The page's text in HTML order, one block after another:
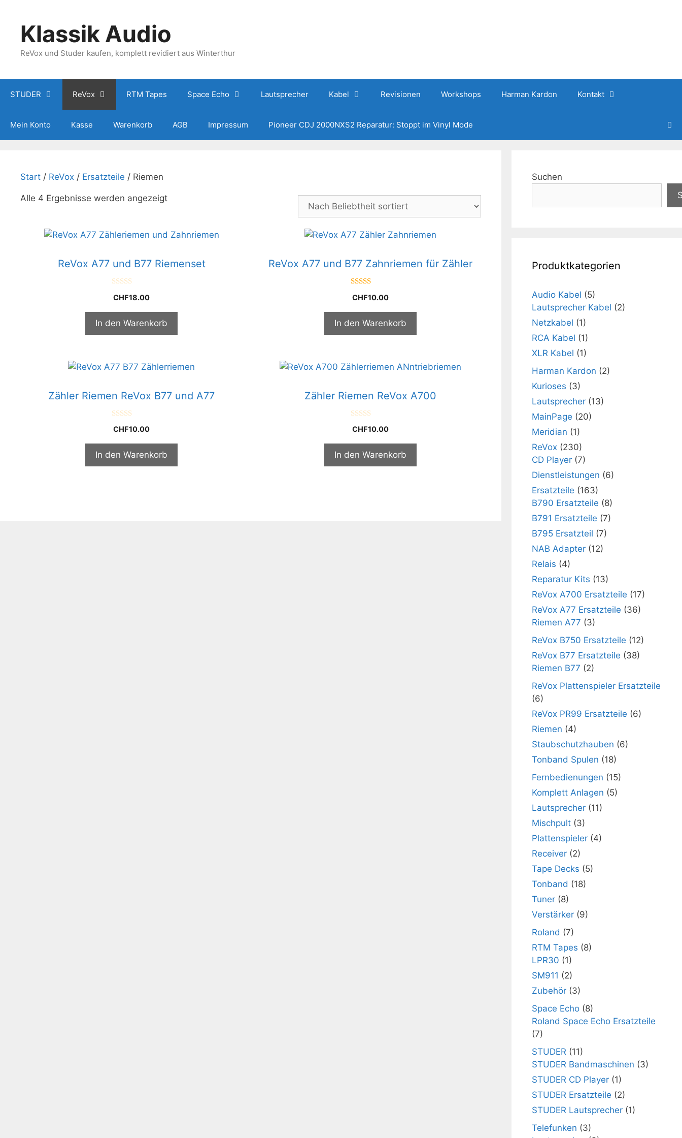
springenKlassik Audio
ReVox und Studer kaufen, komplett revidiert aus Winterthur
STUDER ReVox RTM Tapes Space Echo Lautsprecher Kabel Revisionen Workshops Harman Kardon Kontakt
Mein Konto Kasse Warenkorb AGB Impressum Pioneer CDJ 2000NXS2 Reparatur: Stoppt im Vinyl Mode
Start / ReVox / Ersatzteile / Riemen
Alle 4 Ergebnisse werden angezeigtNach
ReVox A77 und B77 Riemenset
v
n
5
CHF18.00
In den Warenkorb
ReVox A77 und B77 Zahnriemen für Zähler
von 5
CHF10.00
In den Warenkorb
Zähler Riemen ReVox B77 und A77
v
n
5
CHF10.00
In den Warenkorb
Zähler Riemen ReVox A700
v
n
5
CHF10.00
In den Warenkorb
Suchen
Produktkategorien
Audio Kabel (5)
Lautsprecher Kabel (2)
Netzkabel (1)
RCA Kabel (1)
XLR Kabel (1)
Harman Kardon (2)
Kurioses (3)
Lautsprecher (13)
MainPage (20)
Meridian (1)
ReVox (230)
CD Player (7)
Dienstleistungen (6)
Ersatzteile (163)
B790 Ersatzteile (8)
B791 Ersatzteile (7)
B795 Ersatzteil (7)
NAB Adapter (12)
Relais (4)
Reparatur Kits (13)
ReVox A700 Ersatzteile (17)
ReVox A77 Ersatzteile (36)
Riemen A77 (3)
ReVox B750 Ersatzteile (12)
ReVox B77 Ersatzteile (38)
Riemen B77 (2)
ReVox Plattenspieler Ersatzteile
(6)
ReVox PR99 Ersatzteile (6)
Riemen (4)
Staubschutzhauben (6)
Tonband Spulen (18)
Fernbedienungen (15)
Komplett Anlagen (5)
Lautsprecher (11)
Mischpult (3)
Plattenspieler (4)
Receiver (2)
Tape Decks (5)
Tonband (18)
Tuner (8)
Verstärker (9)
Roland (7)
RTM Tapes (8)
LPR30 (1)
SM911 (2)
Zubehör (3)
Space Echo (8)
Roland Space Echo Ersatzteile
(7)
STUDER (11)
STUDER Bandmaschinen (3)
STUDER CD Player (1)
STUDER Ersatzteile (2)
STUDER Lautsprecher (1)
Telefunken (3)